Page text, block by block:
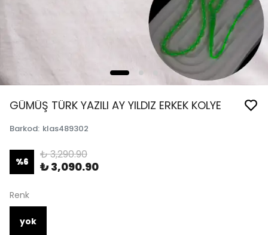
GÜMÜŞ TÜRK YAZILI AY YILDIZ ERKEK KOLYE
Barkod: klas489302
%6
₺ 3,290.90
₺ 3,090.90
Renk
yok